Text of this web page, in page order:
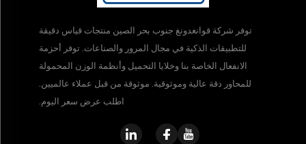
توفر شركة قوانغدونغ جنوب بحر الصين منتجات قياس دقيقة
للتطبيقات الذكية في مجال المرور والصناعات. توفر أحزمة
الانفعال الخاصة بنا وخلايا التحميل وأنظمة الوزن المحمولة
للمحاور دقة عالية وموثوقية. موثوقة من قبل عملاء عالميين.
اطلب عرض سعر اليوم.